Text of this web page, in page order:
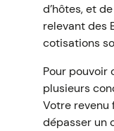
d’hôtes, et
relevant des
cotisations
Pour pouvoir
plusieurs
Votre revenu
dépasser un